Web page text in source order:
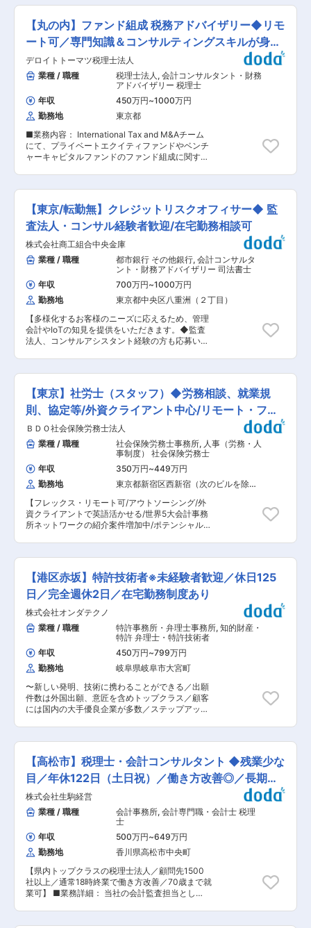
的に担当者制なので、ご自身のペースで進めてい
ただけます。 少人数体制のため社員同士の距離も
近く、所長にもいつでも質問ができる環境です。
知識（インプット）の習得も大切にしております
ので、社員同士での研修会も時々行っておりま
す。 ■資格取得に関して： ・１週間程度の資格
試験勉強休暇の取得可能です。 ・税理士試験の科
目合格者には税理士科目手当の支給がございま
す。 ・相続税法の合格者には相続税申告書の作成
をお願いし、賞与に反映します。 ■身につくスキ
ル： ・主に中小企業主や個人事業主のサポートを
行っており、税務・会計業務について正しい知識
を習得出来ます。 ・知っていて困ることない法律
つ、今後は会計業務のSDGｓに取り組む予定のた
め幅広い分野に携わることができます。 ・基礎的
など資格取得のための知識をインプットしやす
く、キャリアアップにも挑戦しやすい環境です。
書・届け出書作成等） ・経理支援業務（会計処理
相談対応、帳簿レビュー等） ・公認会計士補助業
務（上場会社決算支援等） ・決算・開示支援業務
・内部統制構築・整備・運用支援業務 ・IFRS導
入支援業務 ・IPO支援業務 ・M＆A関連業務（各
種デューデリジェンス、バリュエーション、
PMI、PPA等） ・新人メンバー業務のレビュー、
育成、既存メンバーのマネジメント等 ■組織構成
現在、プロジェクトマネージャー4名（30〜40
代）、シニアスタッフ、スタッフ8名程度（20
代〜30代）在籍しています。BIG4出身の代表を
はじめ、各分野のプロフェッショナルが活躍して
おり、高い専門性を持って業務に取り組んでいま
す。 ■担当クライアント 個人から中小企業、上
場（準備）企業まで幅広いクライアントを担当し
ています。多種多様な業界のクライアントを担当
を取っているため、案件ごとにアサインされたプ
ロジェクトのマネージャー、メンバーと業務を進
めることになります。 ■業務について ご入社
後、まずはプロジェクトの一員として業務を担当
いただきます。 ※1名で複数のプロジェクトを担
当する予定です。 今回ご入社される方には、将来
的にプロジェクトマネージャーを目指していただ
きたいと考えています。 ■働き方 土日祝の完全
週休二日制で年間休日は120日以上です。残業時
間は繁忙期は30時間程度、通常期は10時間程度
とメリハリのつけた働き方が可能です。またフレ
ックス制度の活用もできるため、柔軟な働き方が
できます。 ■当社の魅力 ◇アイドリング制度 閑
きます。同じく資格取得をめざしている社員もい
るため、切磋琢磨しながら合格を目指せます。 ◇
強できる環境として休日もオフィスを開放してお
り、飲み物も自由に取っていただけます。 変更の
範囲：会社の定める業務
【丸の内】ファンド組成 税務アドバイザリー◆リモ
ート可／専門知識＆コンサルティングスキルが身に
つく
デロイトトーマツ税理士法人
業種 / 職種
税理士法人 , 会計コンサルタント・財務
アドバイザリー 税理士
年収
450万円~1000万円
勤務地
東京都
■業務内容： International Tax and M&Aチーム
にて、プライベートエクイティファンドやベンチ
ャーキャピタルファンドのファンド組成に関する
資（バイアウト、ベンチャー投資）を行う国内籍
及び海外籍ファンドの組成、キャリードインタレ
ストの設計に関する税務上の検討及び分析を行い
ます。 2）ファンド関連契約書類等の税務レビュ
ー 国内籍及び海外籍ファンドのファンド関連の契
約書類等（PPM、LPAなど）の税務レビュー及び
税務意見書の作成を行います。 3）ファンド運用
期間中のアドバイザリー業務 ファンド運用期間中
のファンドのトップサイドに係る税務アドバイザ
リー業務を行います。 ■この職種の魅力・特徴：
ファンド組成チームは、国内の独立系プライベー
トエクイティファンドの組成に多く関わっており
ます。ファンドの税務業務というとM&Aやデュー
デリジェンスを思い浮かべるかもしれませんが、
ファンド自体を組成するファンドのトップサイド
の業務はクライアント・弁護士などの他専門家と
は少し息が長い業務ですので、ワークライフバラ
ンスの計画も立てやすいです。また、将来的にフ
ァンドのM&Aに関する業務で活躍したいと思って
いる方も、ファンドのトップサイドの構造を理解
することはとても有用です。 ■キャリアパス：
Big4においても少ないファンド組成の税務プロフ
ェッショナルを目指せます。 変更の範囲：会社の
定める業務
【東京/転勤無】クレジットリスクオフィサー◆ 監
査法人・コンサル経験者歓迎/在宅勤務相談可
株式会社商工組合中央金庫
業種 / 職種
都市銀行 その他銀行, 会計コンサルタ
ント・財務アドバイザリー 司法書士
年収
700万円~1000万円
勤務地
東京都中央区八重洲（２丁目）
【多様化するお客様のニーズに応えるため、管理
会計やIoTの知見を提供をいただきます。◆監査
法人、コンサルアシスタント経験の方も応募いた
CrO）として経営サポート部に配属となります。
2018年にキャリア・プロパー混成のハンズオンチ
ーム組成、2022年10月コンサルティング室創
設、2024年2月全国型再生ファンド創設（ファン
ド規模100億予定） ・現在の中期経営計画におい
て、「S＝スタートアップ」「E＝エンバイロメン
ト」「T＝ターンアラウンド」を特に注力する分
野として指定し、積極的に強化しております。経
営サポート部は、前述の「S」「E」「T」のう
ち、「T」の全般を担う中核部署であり、2018年
の創部以来、人員・業容を拡大しております
（2018年4月：7名→2024年3月：39名）。 より
質の高いサービスを多くのお客様に届けるにはキ
ャリアの方の知識・経験・情熱が必要です。当金
庫にはもともと金融支援と経営支援の両輪で地域
の中小企業を支えるために入庫した職員も多く、
行業務とのシナジー・発展を企図し、2022年10
月にコンサルティング室を創設。同室では、採算
管理体制構築(精緻化)支援、管理会計を起点とし
た経営戦略策定支援などを通じて、お客様中小企
業の企業価値向上に取り組んでいます。単なる個
社支援に留まらず、お客様の業績改善を伴走し、
ともに成長する醍醐味を味わいませんか。監査法
人・コンサル(アシスタント含む)経験者や会計・
税務の知見のある方、IoT支援実績のある方、計
数感覚(思考)に強みのある方を特に募集しており
ます。全国津々浦々の中小企業向け経営改善支援
への熱意をともに届けましょう。全国展開のため
出張は多いですが、在宅勤務を積極的に推進し、
変更の範囲：会社の定める業務
【東京】社労士（スタッフ）◆労務相談、就業規
則、協定等/外資クライアント中心/リモート・フレ
ックス可
ＢＤＯ社会保険労務士法人
業種 / 職種
社会保険労務士事務所, 人事（労務・人
事制度） 社会保険労務士
年収
350万円~449万円
勤務地
東京都新宿区西新宿（次のビルを除
【フレックス・リモート可/アウトソーシング/外
資クライアントで英語活かせる/世界5大会計事務
所ネットワークの紹介案件増加中/ポテンシャル重
資格を活かしたお仕事です。 クライアントの多く
は海外に親会社を持つ優良な外資企業で、その規
模は中小規模が多く日本法人としてはスタートア
ップも多くあります。 外資系クライアント企業に
対する労務アウトソースサービスとして以下をお
願いします。 ・労務相談 ・就業規則、協定等の
作成及び届出 ・労務に係る各種契約書の作成・確
認、等 ・上記に付随する業務 【変更の範囲：会
社の定める業務】 ■組織環境： 労務チーム 3名
（男性1名、女性2名） ※全体50名の体制で、うち
9割が女性です。子育て中の方等フレックスや在
宅勤務を積極的に活用しながらスキルを活かして
フレキシブルに働く環境があります。 ■当社概
要： 世界5大会計事務所ネットワークのひとつ
BDOインターナショナルに加盟し、日本企業の海
外進出や外国企業の日本進出を総合的にサポート
のひとつ。案件は増えており、また他事務所との
合併による札幌事務所の開所など事業・組織とも
に拡大中です。
【港区赤坂】特許技術者※未経験者歓迎／休日125
日／完全週休2日／在宅勤務制度あり
株式会社オンダテクノ
業種 / 職種
特許事務所・弁理士事務所, 知的財産・
特許 弁理士・特許技術者
年収
450万円~799万円
勤務地
岐阜県岐阜市大宮町
〜新しい発明、技術に携わることができる／出願
件数は外国出願、意匠を含めトップクラス／顧客
には国内の大手優良企業が多数／ステップアップ
英語力のある方は、外国案件でもご活躍いただけ
ます。 ■業務詳細： 発明者様や知的財産部担当
者様との面談を通じて発明を把握し、従来技術と
の差異、製品開発の動向、想定される他社の回避
技術等を踏まえて、権利化の方針を決定します。
そして、特許庁に提出するための出願書類の作成
補助を行います。さらに、特許庁から特許できな
い旨の通知が届いたときは、出願書類に修正を加
える、近年の特許権に関する判例を踏まえて審査
官の論理構成の誤り指摘する等により、お客様の
製品が特許権によって保護されるよう権利化に向
けての中間処理業務の補助を行います。 ■魅力：
◇新しい技術や発明に携わることができる 主な仕
事のひとつが、独自技術の特許権を取得するサポ
ート。特許権とは、世の中の技術を進歩させる発
明の権利化であり、まさに技術の最先端です。 新
【高松市】税理士・会計コンサルタント ◆残業少な
目／年休122日（土日祝）／働き方改善◎／長期就
業可
株式会社生駒経営
業種 / 職種
会計事務所, 会計専門職・会計士 税理
士
年収
500万円~649万円
勤務地
香川県高松市中央町
【県内トップクラスの税理士法人／顧問先1500
社以上／通常18時終業で働き方改善／70歳まで就
業可】 ■業務詳細： 当社の会計監査担当とし